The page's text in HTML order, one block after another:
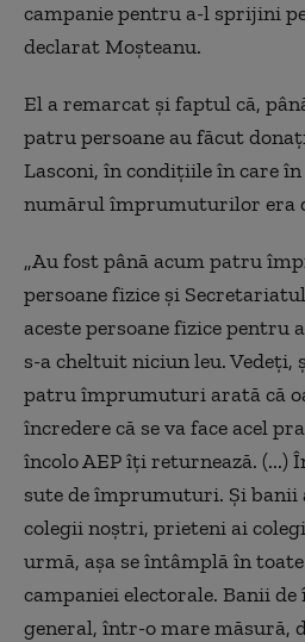
campanie pentru a-l sprijini
declarat Moşteanu.
El a remarcat şi faptul că,
patru persoane au făcut
Lasconi, în condiţiile în care
numărul împrumuturilor era
„Au fost până acum patru
persoane fizice şi
aceste persoane fizice pentru
s-a cheltuit niciun leu. Vedeţi,
patru împrumuturi arată că
încredere că se va face acel
încolo AEP îţi returnează. (...)
sute de împrumuturi. Şi banii
colegii noştri, prieteni ai
urmă, aşa se întâmplă în
campaniei electorale. Banii
general, într-o mare măsură,